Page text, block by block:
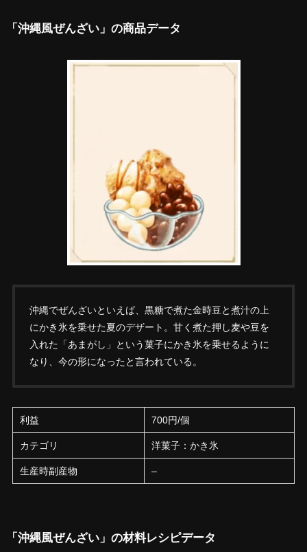
「沖縄風ぜんざい」の商品データ
沖縄でぜんざいといえば、黒糖で煮た金時豆と煮汁の上
にかき氷を乗せた夏のデザート。甘く煮た押し麦や豆を
入れた「あまがし」という菓子にかき氷を乗せるように
なり、今の形になったと言われている。
利益 700円/個
カテゴリ 洋菓子：かき氷
生産時副産物 –
「沖縄風ぜんざい」の材料レシピデータ